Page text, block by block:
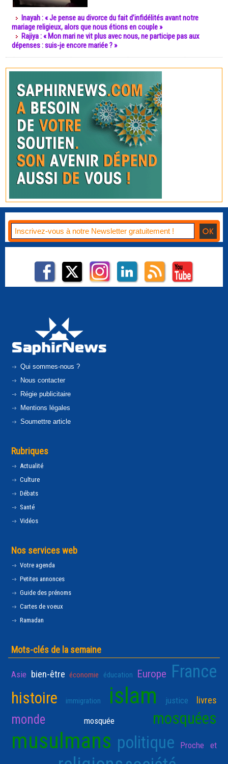
Inayah : « Je pense au divorce du fait d’infidélités avant notre
mariage religieux, alors que nous étions en couple »
Rajiya : « Mon mari ne vit plus avec nous, ne participe pas aux
dépenses : suis-je encore mariée ? »
Qui sommes-nous ?
Nous contacter
Régie publicitaire
Mentions légales
Soumettre article
Rubriques
Actualité
Culture
Débats
Santé
Vidéos
Nos services web
Votre agenda
Petites annonces
Guide des prénoms
Cartes de voeux
Ramadan
Mots-clés de la semaine
Asie bien-être économie éducation Europe France
histoire immigration islam justice livres
monde mosquée mosquées
musulmans politique Proche et